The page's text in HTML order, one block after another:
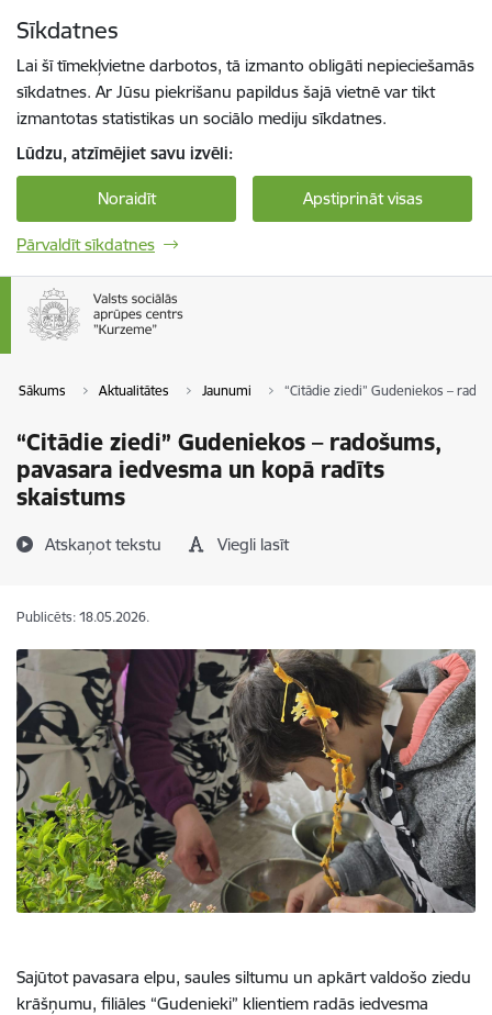
Sīkdatnes
Lai šī tīmekļvietne darbotos, tā izmanto obligāti nepieciešamās
sīkdatnes. Ar Jūsu piekrišanu papildus šajā vietnē var tikt
izmantotas statistikas un sociālo mediju sīkdatnes.
Lūdzu, atzīmējiet savu izvēli:
Noraidīt Apstiprināt visas
Pārvaldīt sīkdatnes
Sākums Aktualitātes Jaunumi “Citādie ziedi” Gudeniekos –
“Citādie ziedi” Gudeniekos – radošums,
pavasara iedvesma un kopā radīts
skaistums
Atskaņot tekstu Viegli lasīt
Publicēts: 18.05.2026.
Sajūtot pavasara elpu, saules siltumu un apkārt valdošo ziedu
krāšņumu, filiāles “Gudenieki” klientiem radās iedvesma